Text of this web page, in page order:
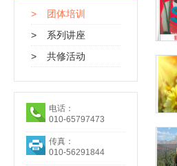
>
团体培训
>
系列讲座
>
共修活动
电话：
010-65797473
传真：
010-56291844